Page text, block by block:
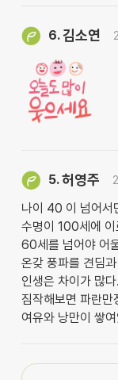
6.김소연
5.허영주
나이 40 이 넘어서
수명이 100세에
60세를 넘어야 어
온갖 풍파를 견딤
인생은 차이가 많다.
짐작해보면 파란만
여유와 낭만이 쌓